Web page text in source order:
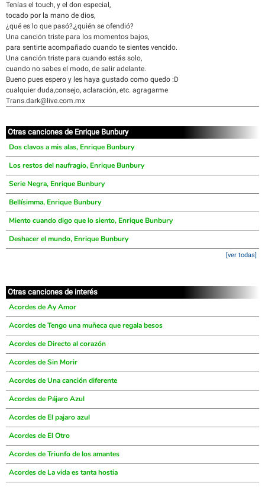
Tenías el touch, y el don especial,
tocado por la mano de dios,
¿qué es lo que pasó?,¿quién se ofendió?
Una canción triste para los momentos bajos,
para sentirte acompañado cuando te sientes vencido.
Una canción triste para cuando estás solo,
cuando no sabes el modo, de salir adelante.
Bueno pues espero y les haya gustado como quedo :D
cualquier duda,consejo, aclaración, etc. agragarme
Trans.dark@live.com.mx
Otras canciones de Enrique Bunbury
Dos clavos a mis alas, Enrique Bunbury
Los restos del naufragio, Enrique Bunbury
Serie Negra, Enrique Bunbury
Bellísimma, Enrique Bunbury
Miento cuando digo que lo siento, Enrique Bunbury
Deshacer el mundo, Enrique Bunbury
[ver todas]
Otras canciones de interés
Acordes de Ay Amor
Acordes de Tengo una muñeca que regala besos
Acordes de Directo al corazón
Acordes de Sin Morir
Acordes de Una canción diferente
Acordes de Pájaro Azul
Acordes de El pajaro azul
Acordes de El Otro
Acordes de Triunfo de los amantes
Acordes de La vida es tanta hostia